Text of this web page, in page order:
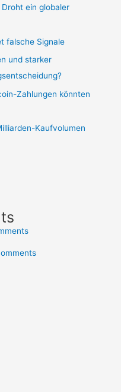
ein globaler
falsche Signale
und starker
Zahlungen könnten
Kaufvolumen